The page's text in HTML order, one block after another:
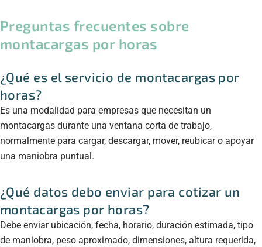
Preguntas frecuentes sobre
montacargas por horas
¿Qué es el servicio de montacargas por
horas?
Es una modalidad para empresas que necesitan un
montacargas durante una ventana corta de trabajo,
normalmente para cargar, descargar, mover, reubicar o apoyar
una maniobra puntual.
¿Qué datos debo enviar para cotizar un
montacargas por horas?
Debe enviar ubicación, fecha, horario, duración estimada, tipo
de maniobra, peso aproximado, dimensiones, altura requerida,